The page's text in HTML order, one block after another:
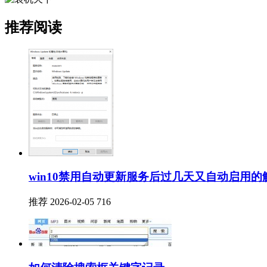
推荐阅读
win10禁用自动更新服务后过几天又自动启用的
推荐 2026-02-05 716